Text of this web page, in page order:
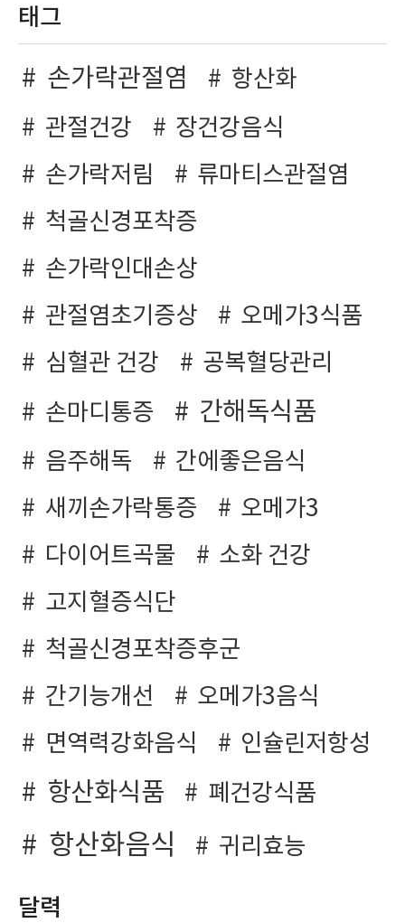
태그
손가락관절염
항산화
관절건강
장건강음식
손가락저림
류마티스관절염
척골신경포착증
손가락인대손상
관절염초기증상
오메가3식품
심혈관 건강
공복혈당관리
손마디통증
간해독식품
음주해독
간에좋은음식
새끼손가락통증
오메가3
다이어트곡물
소화 건강
고지혈증식단
척골신경포착증후군
간기능개선
오메가3음식
면역력강화음식
인슐린저항성
항산화식품 폐건강식품
항산화음식 귀리효능
달력